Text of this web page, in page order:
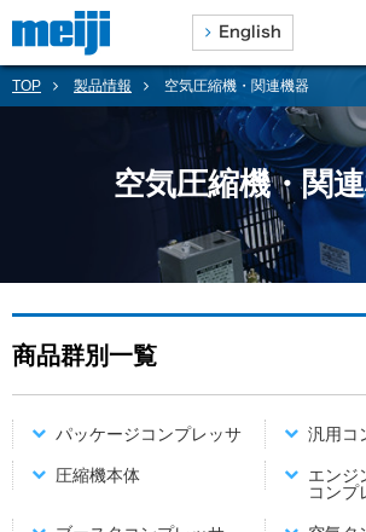
TOP 製品情報 空気圧縮機・関連機器
空気圧縮機・関
商品群別一覧
パッケージコンプレッサ 汎用コ
圧縮機本体
エンジ
コンプ